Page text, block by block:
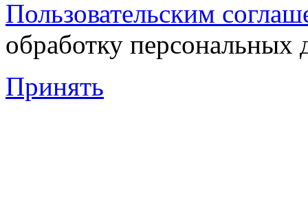
Пользовательским
обработку персональных
Принять